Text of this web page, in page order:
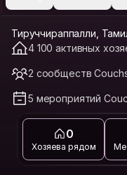
Тируччираппалли,
4 100 активных
2 сообществ
5 мероприятий
0
Хозяева рядом